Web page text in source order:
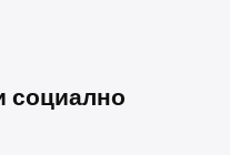
социално